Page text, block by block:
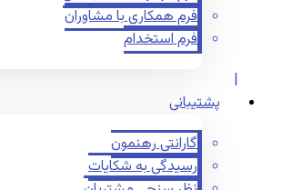
فرم همکاری با مشاوران
فرم استخدام
پشتیبانی
گارانتی رهنمون
رسیدگی به شکایات